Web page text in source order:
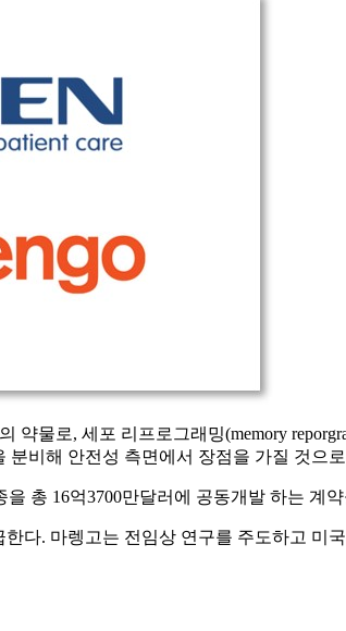
물로, 세포 리프로그래밍(memory
분비해 안전성 측면에서 장점을 가질 것으
총 16억3700만달러에 공동개발 하는 계
다. 마렝고는 전임상 연구를 주도하고 미